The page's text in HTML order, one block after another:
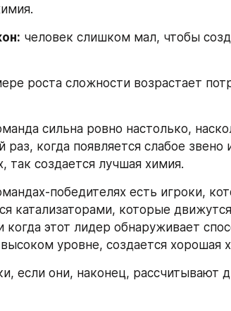
человек слишком мал, чтобы
роста сложности возрастает
сильна ровно настолько,
когда появляется слабое звено
так создается лучшая химия.
победителях есть игроки,
катализаторами, которые
этот лидер обнаруживает
уровне, создается хорошая
если они, наконец, рассчитывают